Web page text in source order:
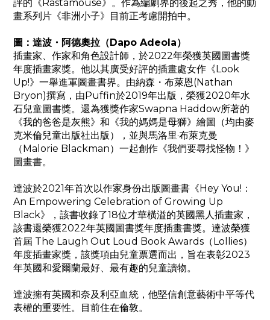
評的《Rastamouse》。作為編劇界的後起之秀，他的動
畫系列片《非洲小子》目前正考慮開拍中。
圖： 達波・阿德奧拉（Dapo Adeola）
插畫家、作家和角色設計師，於2022年榮獲英國圖書獎
年度插畫家獎。他以其廣受好評的插畫處女作《Look
Up!》一舉進軍圖畫書界。由納森・布萊恩(Nathan
Bryon)撰寫，由Puffin於2019年出版，榮獲2020年水
石兒童圖書獎。還為獲獎作家Swapna Haddow所著的
《我的爸爸是灰熊》和《我的媽媽是母獅》繪圖（均由麥
克米倫兒童出版社出版），並與馬洛里·布萊克曼
（Malorie Blackman）一起創作《我們要尋找怪物！》
圖畫書。
達波於2021年首次以作家身份出版圖畫書《Hey You!：
An Empowering Celebration of Growing Up
Black》，該書收錄了18位才華橫溢的英國黑人插畫家，
該書還榮獲2022年英國圖書獎年度插畫書獎。達波榮獲
首屆 The Laugh Out Loud Book Awards（Lollies）
年度插畫家獎，該獎項由兒童票選而出，旨在表彰2023
年英國和愛爾蘭最好、最有趣的兒童讀物。
達波擁有英國和奈及利亞血統，他堅信創意藝術中平等代
表權的重要性。目前住在倫敦。